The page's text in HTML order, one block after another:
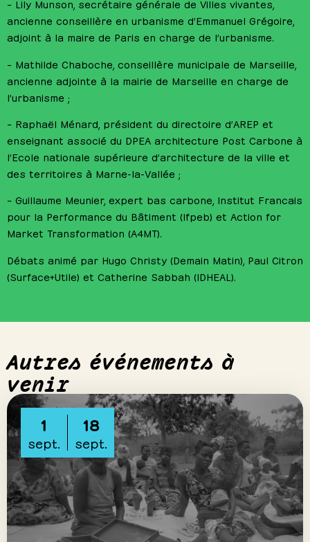
– Lily Munson , secrétaire générale de Villes vivantes,
ancienne conseillère en urbanisme d’Emmanuel Grégoire,
adjoint à la maire de Paris en charge de l’urbanisme.
– Mathilde Chaboche , conseillère municipale de Marseille,
ancienne adjointe à la mairie de Marseille en charge de
l’urbanisme ;
– Raphaël Ménard , président du directoire d’AREP et
enseignant associé du DPEA architecture Post Carbone à
l’Ecole nationale supérieure d’architecture de la ville et
des territoires à Marne-la-Vallée ;
– Guillaume Meunier, expert bas carbone, Institut Francais
pour la Performance du Bâtiment (Ifpeb) et Action for
Market Transformation (A4MT).
Débats animé par Hugo Christy (Demain Matin), Paul Citron
(Surface+Utile) et Catherine Sabbah (IDHEAL).
Autres événements à
venir
1
sept.
18
sept.